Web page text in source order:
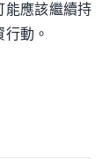
能應該繼續持
動。